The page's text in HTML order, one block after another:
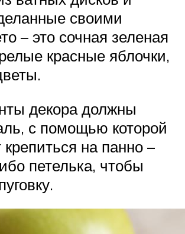
своими
– это сочная зеленая
красные яблочки,
декора должны
с помощью которой
крепиться на панно –
петелька, чтобы